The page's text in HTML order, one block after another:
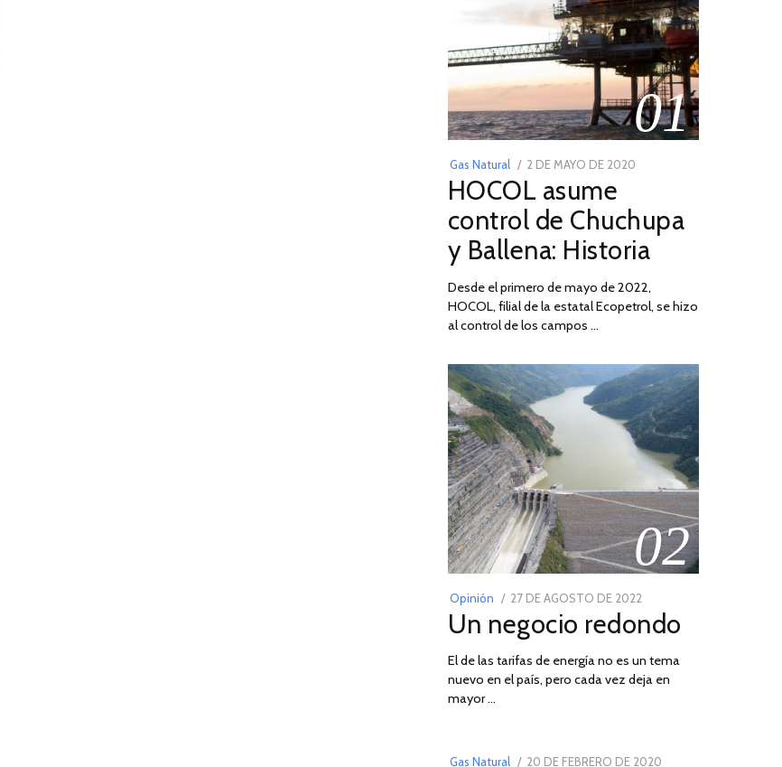
01
Gas Natural
POSTED
ON
2 DE MAYO DE 2020
DE
2026
HOCOL asume
control de Chuchupa
y Ballena: Historia
Desde el primero de mayo de 2022,
HOCOL, filial de la estatal Ecopetrol, se hizo
al control de los campos …
02
Opinión
POSTED
ON
27 DE AGOSTO DE 2022
DE
DE
2022
Un negocio redondo
El de las tarifas de energía no es un tema
nuevo en el país, pero cada vez deja en
mayor …
Gas Natural
POSTED
20 DE FEBRERO DE 2020